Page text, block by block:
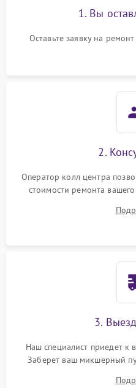
1. Вы
Оставьте заявку на
2.
Оператор колл центра
стоимости ремонта
3.
Наш специалист приедет к
Заберет ваш микшерный